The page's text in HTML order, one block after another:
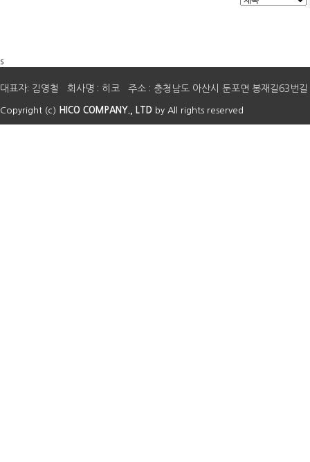
s
대표자: 김영철 회사명 : 히코 주소 : 충청남도 아산시 둔포면 봉재길63
Copyright (c) HICO COMPANY., LTD by All rights reserved